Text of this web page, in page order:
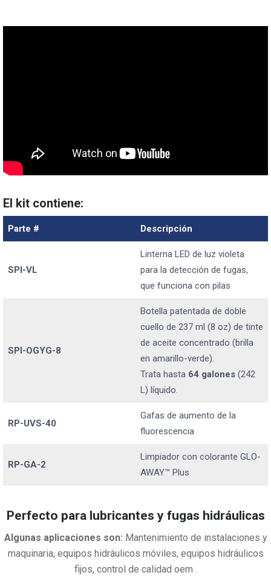
El kit contiene:
Parte # Descripción
SPI-VL
Linterna LED de luz violeta
para la detección de fugas,
que funciona con pilas
SPI-OGYG-8
Botella patentada de doble
cuello de 237 ml (8 oz) de tinte
de aceite concentrado (brilla
en amarillo-verde).
Trata hasta 64 galones (242
L) líquido.
RP-UVS-40
Gafas de aumento de la
fluorescencia
RP-GA-2
Limpiador con colorante GLO-
AWAY™ Plus
Perfecto para lubricantes y fugas hidráulicas
Algunas aplicaciones son: Mantenimiento de instalaciones y
maquinaria, equipos hidráulicos móviles, equipos hidráulicos
fijos, control de calidad oem .